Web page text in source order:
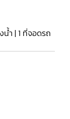
น้ำ | 1 ที่จอดรถ